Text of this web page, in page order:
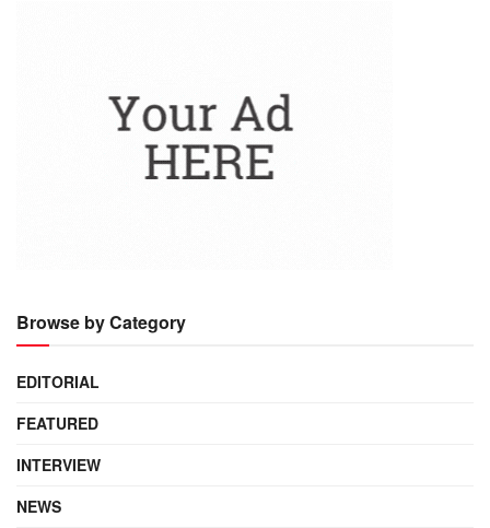
Browse by Category
EDITORIAL
FEATURED
INTERVIEW
NEWS